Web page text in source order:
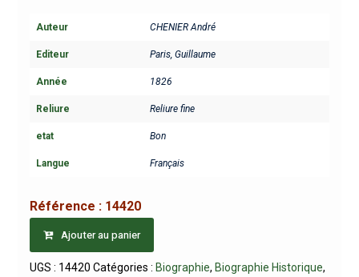
Auteur CHENIER André
Editeur Paris, Guillaume
Année 1826
Reliure Reliure fine
etat Bon
Langue Français
Référence : 14420
Ajouter au panier
UGS : 14420 Catégories : Biographie, Biographie Historique,